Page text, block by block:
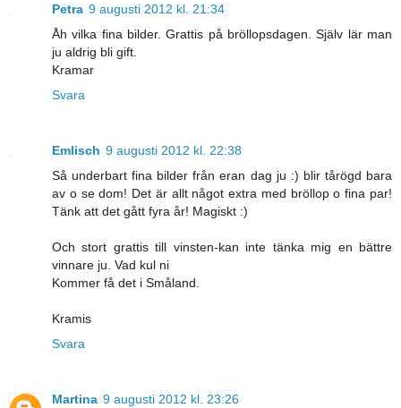
Petra 9 augusti 2012 kl. 21:34
Åh vilka fina bilder. Grattis på bröllopsdagen. Själv lär man
ju aldrig bli gift.
Kramar
Svara
Emlisch 9 augusti 2012 kl. 22:38
Så underbart fina bilder från eran dag ju :) blir tårögd bara
av o se dom! Det är allt något extra med bröllop o fina par!
Tänk att det gått fyra år! Magiskt :)
Och stort grattis till vinsten-kan inte tänka mig en bättre
vinnare ju. Vad kul ni
Kommer få det i Småland.
Kramis
Svara
Martina 9 augusti 2012 kl. 23:26